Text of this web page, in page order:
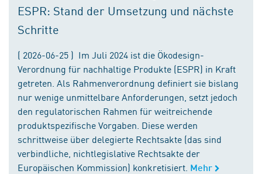
ESPR: Stand der Umsetzung und nächste
Schritte
( 2026-06-25 ) Im Juli 2024 ist die Ökodesign-
Verordnung für nachhaltige Produkte (ESPR) in Kraft
getreten. Als Rahmenverordnung definiert sie bislang
nur wenige unmittelbare Anforderungen, setzt jedoch
den regulatorischen Rahmen für weitreichende
produktspezifische Vorgaben. Diese werden
schrittweise über delegierte Rechtsakte (das sind
verbindliche, nichtlegislative Rechtsakte der
Europäischen Kommission) konkretisiert. Mehr